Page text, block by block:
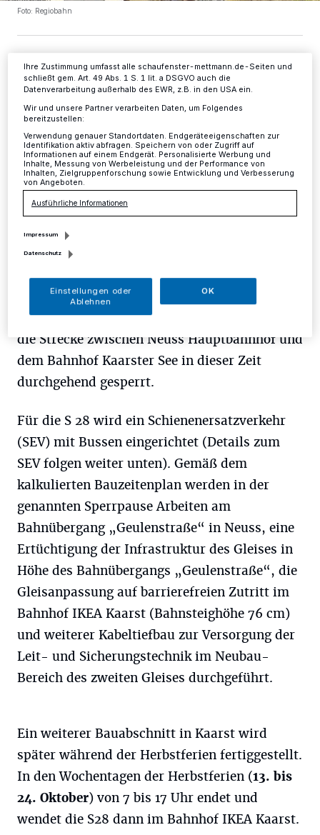
Foto: Regiobahn
D ie Arbeiten zum zweigleisigen Ausbau
und zur Modernisierung des Regiobahn
GmbH Infrastruktur Teilstücks zwischen
Neuss Hauptbahnhof und dem Bahnhof
Kaarster See gehen nun in die vorletzte
Sperrpause. Da die beantragten Sperrpausen
für die Sommerferien in erster Linie von der
DB InfraGo AG so nicht genehmigt werden
konnten, müssen diese Arbeiten nun leider in
der Zeit vom26. August bis zum 26.
Septemberausgeführt werden und daher wird
die Strecke zwischen Neuss Hauptbahnhof und
dem Bahnhof Kaarster See in dieser Zeit
durchgehend gesperrt.
Für die S 28 wird ein Schienenersatzverkehr
(SEV) mit Bussen eingerichtet (Details zum
SEV folgen weiter unten). Gemäß dem
kalkulierten Bauzeitenplan werden in der
genannten Sperrpause Arbeiten am
Bahnübergang „Geulenstraße“ in Neuss, eine
Ertüchtigung der Infrastruktur des Gleises in
Höhe des Bahnübergangs „Geulenstraße“, die
Gleisanpassung auf barrierefreien Zutritt im
Bahnhof IKEA Kaarst (Bahnsteighöhe 76 cm)
und weiterer Kabeltiefbau zur Versorgung der
Leit- und Sicherungstechnik im Neubau-
Bereich des zweiten Gleises durchgeführt.
Ein weiterer Bauabschnitt in Kaarst wird
später während der Herbstferien fertiggestellt.
In den Wochentagen der Herbstferien (13. bis
24. Oktober) von 7 bis 17 Uhr endet und
wendet die S28 dann im Bahnhof IKEA Kaarst.
dieses Menü jederzeit wieder aufrufen, um Ihre Einstellungen zu
ändern oder Ihre Einwilligung zu widerrufen, indem Sie auf den Link
Ihre Einstellungen gelten innerhalb unseres Website. Weitere
Ihre Zustimmung umfasst alle schaufenster-mettmann.de-Seiten und
schließt gem. Art. 49 Abs. 1 S. 1 lit. a DSGVO auch die
Datenverarbeitung außerhalb des EWR, z.B. in den USA ein.
Wir und unsere Partner verarbeiten Daten, um Folgendes
bereitzustellen:
Verwendung genauer Standortdaten. Endgeräteeigenschaften zur
Identifikation aktiv abfragen. Speichern von oder Zugriff auf
Informationen auf einem Endgerät. Personalisierte Werbung und
Inhalte, Messung von Werbeleistung und der Performance von
Inhalten, Zielgruppenforschung sowie Entwicklung und Verbesserung
von Angeboten.
Ausführliche Informationen
Impressum
Datenschutz
Einstellungen oder
Ablehnen
OK